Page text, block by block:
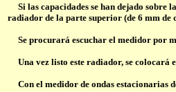
Si las capacidades se han dejado sobre
radiador de la parte superior (de 6 mm de
Se procurará escuchar el medidor por
Una vez listo este radiador, se colocará
Con el medidor de ondas estacionarias